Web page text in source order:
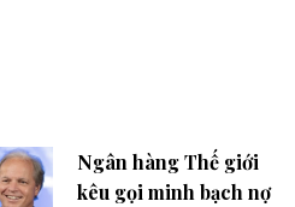
Ngân hàng Thế giới
kêu gọi minh bạch nợ